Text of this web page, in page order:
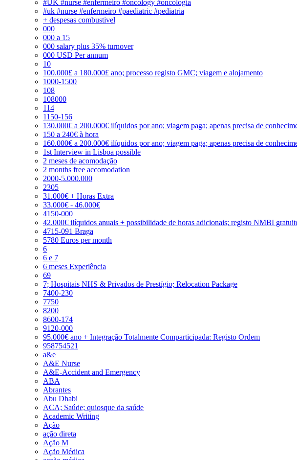
#UK #nurse #enfermeiro #oncology #oncologia
#uk #nurse #enfermeiro #paediatric #pediatria
+ despesas combustivel
000
000 a 15
000 salary plus 35% turnover
000 USD Per annum
10
100.000£ a 180.000£ ano; processo registo GMC; viagem e alojamento
1000-1500
108
108000
114
1150-156
130.000€ a 200.000€ ilíquidos por ano; viagem paga; apenas precisa de
150 a 240€ à hora
160.000€ a 200.000€ ilíquidos por ano; viagem paga; apenas precisa de
1st Interview in Lisboa possible
2 meses de acomodação
2 months free accomodation
2000-5.000.000
2305
31.000€ + Horas Extra
33.000€ - 46.000€
4150-000
42.000€ ilíquidos anuais + possibilidade de horas adicionais; registo NMBI
4715-091 Braga
5780 Euros per month
6
6 e 7
6 meses Experiência
69
7; Hospitais NHS & Privados de Prestígio; Relocation Package
7400-230
7750
8200
8600-174
9120-000
95.000€ ano + Integração Totalmente Comparticipada: Registo Ordem
958754521
a&e
A&E Nurse
A&E-Accident and Emergency
ABA
Abrantes
Abu Dhabi
ACA; Saúde; quiosque da saúde
Academic Writing
Ação
ação direta
Ação M
Ação Médica